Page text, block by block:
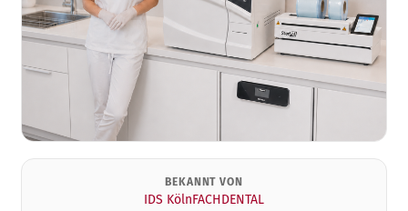
BEKANNT VON
IDS KölnFACHDENTAL